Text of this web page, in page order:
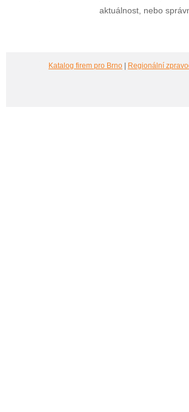
aktuálnost, nebo
Katalog firem pro Brno Regionální